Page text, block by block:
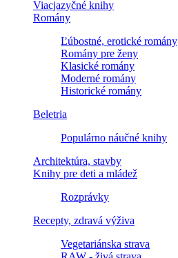
Viacjazyčné knihy
Romány
Ľúbostné, erotické romány
Romány pre ženy
Klasické romány
Moderné romány
Historické romány
Beletria
Populárno náučné knihy
Architektúra, stavby
Knihy pre deti a mládež
Rozprávky
Recepty, zdravá výživa
Vegetariánska strava